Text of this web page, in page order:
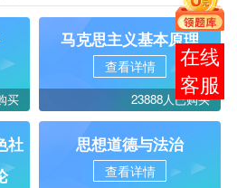
买
马克思主义基本原理
查看详情
23888人已购买
社
思想道德与法治
查看详情
在线
客服